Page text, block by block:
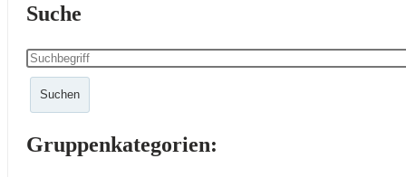
Suche
Suchen
Gruppenkategorien: